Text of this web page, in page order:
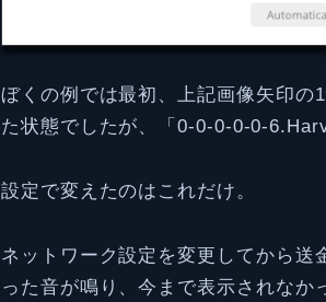
ぼくの例では最初、上記画像矢印
た状態でしたが、「0-0-0-0-0-
設定で変えたのはこれだけ。
ネットワーク設定を変更してから送
った音が鳴り、今まで表示されな